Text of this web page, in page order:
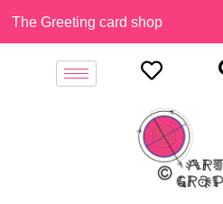
The Greeting card shop